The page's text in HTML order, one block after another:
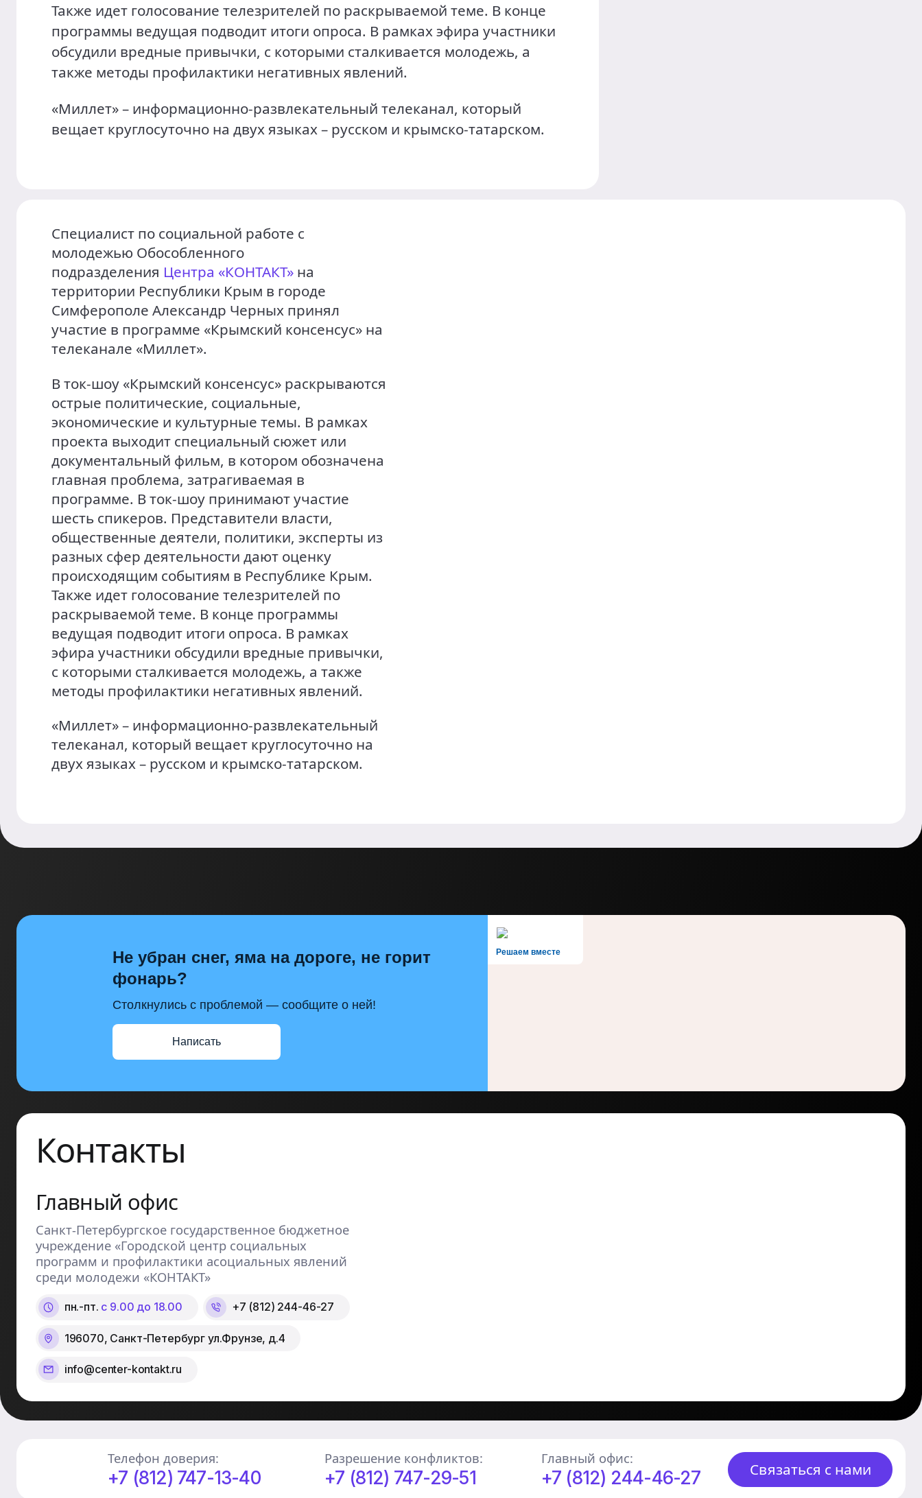
Также идет голосование телезрителей по раскрываемой теме. В конце
программы ведущая подводит итоги опроса. В рамках эфира участники
обсудили вредные привычки, с которыми сталкивается молодежь, а
также методы профилактики негативных явлений.
«Миллет» – информационно-развлекательный телеканал, который
вещает круглосуточно на двух языках – русском и крымско-татарском.
Специалист по социальной работе с
молодежью Обособленного
подразделения Центра «КОНТАКТ» на
территории Республики Крым в городе
Симферополе Александр Черных принял
участие в программе «Крымский консенсус» на
телеканале «Миллет».
В ток-шоу «Крымский консенсус» раскрываются
острые политические, социальные,
экономические и культурные темы. В рамках
проекта выходит специальный сюжет или
документальный фильм, в котором обозначена
главная проблема, затрагиваемая в
программе. В ток-шоу принимают участие
шесть спикеров. Представители власти,
общественные деятели, политики, эксперты из
разных сфер деятельности дают оценку
происходящим событиям в Республике Крым.
Также идет голосование телезрителей по
раскрываемой теме. В конце программы
ведущая подводит итоги опроса. В рамках
эфира участники обсудили вредные привычки,
с которыми сталкивается молодежь, а также
методы профилактики негативных явлений.
«Миллет» – информационно-развлекательный
телеканал, который вещает круглосуточно на
двух языках – русском и крымско-татарском.
Решаем вместе
Не убран снег, яма на дороге, не горит
фонарь?
Столкнулись с проблемой — сообщите о ней!
Написать
Контакты
Главный офис
Санкт-Петербургское государственное бюджетное
учреждение «Городской центр социальных
программ и профилактики асоциальных явлений
среди молодежи «КОНТАКТ»
пн.-пт. с 9.00 до 18.00 +7 (812) 244-46-27
196070, Санкт-Петербург ул.Фрунзе, д.4
info@center-kontakt.ru
Связаться с нами
Телефон доверия:
+7 (812) 747-13-40
Разрешение конфликтов:
+7 (812) 747-29-51
Главный офис:
+7 (812) 244-46-27